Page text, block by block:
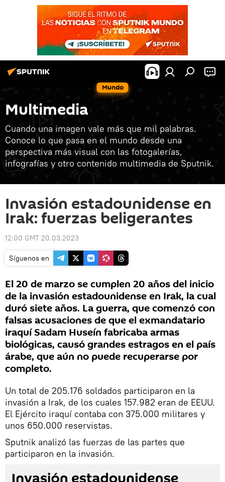
Mundo
Multimedia
Cuando una imagen vale más que mil palabras.
Conoce lo que pasa en el mundo desde una
perspectiva más visual con las fotogalerías,
infografías y otro contenido multimedia de Sputnik.
Invasión estadounidense en
Irak: fuerzas beligerantes
12:00 GMT 20.03.2023
Síguenos en
El 20 de marzo se cumplen 20 años del inicio
de la invasión estadounidense en Irak, la cual
duró siete años. La guerra, que comenzó con
falsas acusaciones de que el exmandatario
iraquí Sadam Huseín fabricaba armas
biológicas, causó grandes estragos en el país
árabe, que aún no puede recuperarse por
completo.
Un total de 205.176 soldados participaron en la
invasión a Irak, de los cuales 157.982 eran de EEUU.
El Ejército iraquí contaba con 375.000 militares y
unos 650.000 reservistas.
Sputnik analizó las fuerzas de las partes que
participaron en la invasión.